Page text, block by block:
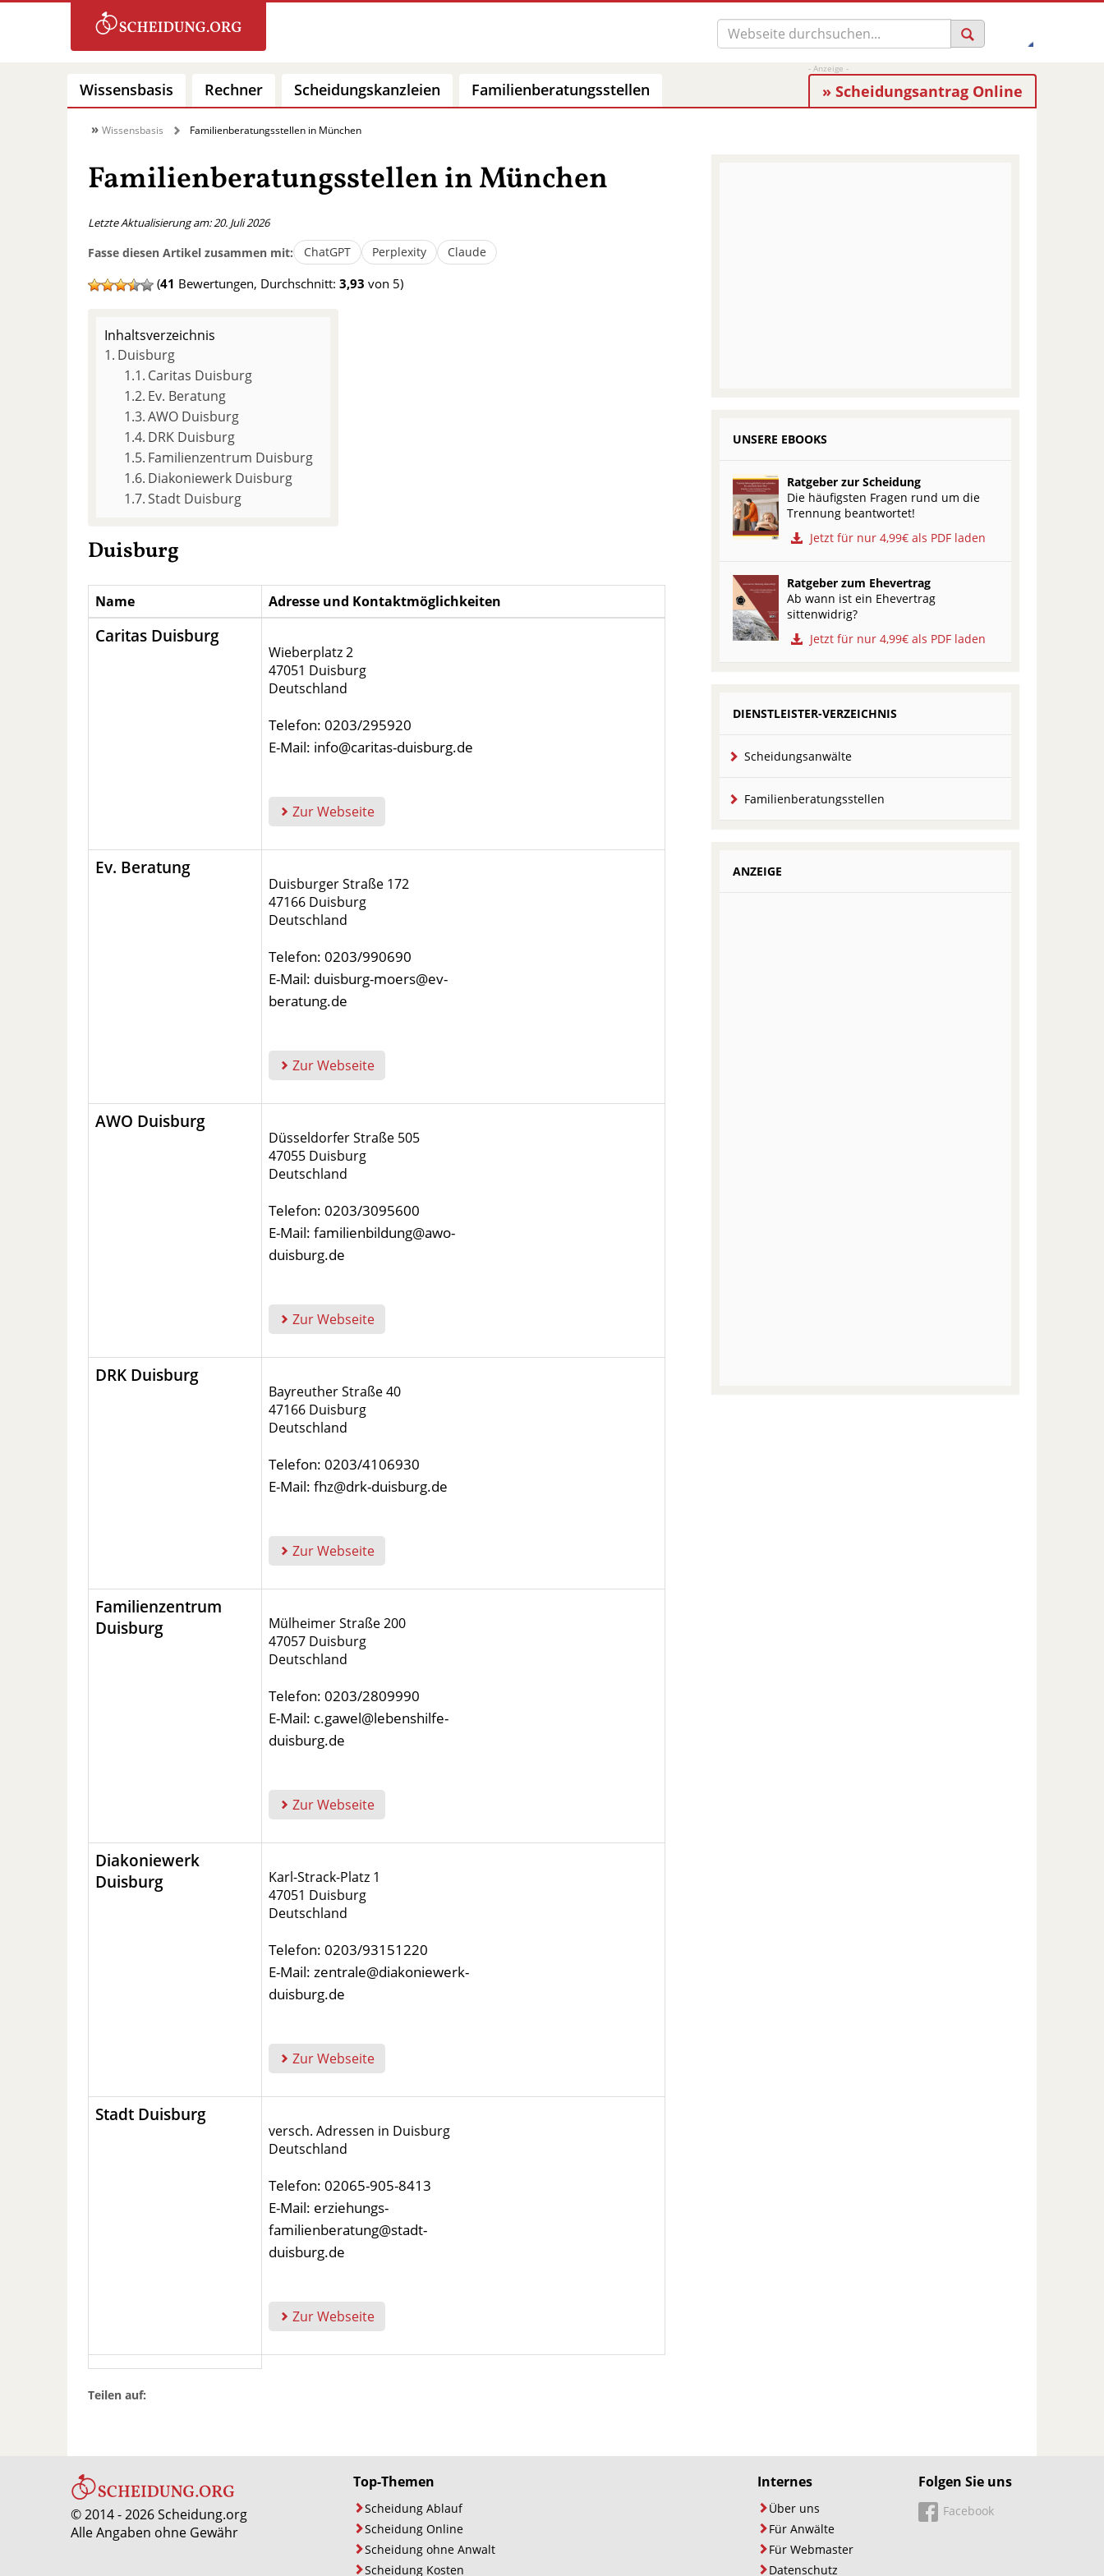
Wissensbasis Rechner Scheidungskanzleien Familienberatungsstellen » Scheidungsantrag Online
Wissensbasis Familienberatungsstellen in München
Familienberatungsstellen in München
Letzte Aktualisierung am: 20. Juli 2026
Fasse diesen Artikel zusammen mit: ChatGPT Perplexity Claude
(41 Bewertungen, Durchschnitt: 3,93 von 5)
Inhaltsverzeichnis
Duisburg
Caritas Duisburg
Ev. Beratung
AWO Duisburg
DRK Duisburg
Familienzentrum Duisburg
Diakoniewerk Duisburg
Stadt Duisburg
Duisburg
Name Adresse und Kontaktmöglichkeiten
Caritas Duisburg
Wieberplatz 2
47051 Duisburg
Deutschland
Telefon: 0203/295920
E-Mail: info@caritas-duisburg.de
Zur Webseite
Ev. Beratung
Duisburger Straße 172
47166 Duisburg
Deutschland
Telefon: 0203/990690
E-Mail: duisburg-moers@ev-
beratung.de
Zur Webseite
AWO Duisburg
Düsseldorfer Straße 505
47055 Duisburg
Deutschland
Telefon: 0203/3095600
E-Mail: familienbildung@awo-
duisburg.de
Zur Webseite
DRK Duisburg
Bayreuther Straße 40
47166 Duisburg
Deutschland
Telefon: 0203/4106930
E-Mail: fhz@drk-duisburg.de
Zur Webseite
Familienzentrum
Duisburg
Mülheimer Straße 200
47057 Duisburg
Deutschland
Telefon: 0203/2809990
E-Mail: c.gawel@lebenshilfe-
duisburg.de
Zur Webseite
Diakoniewerk
Duisburg
Karl-Strack-Platz 1
47051 Duisburg
Deutschland
Telefon: 0203/93151220
E-Mail: zentrale@diakoniewerk-
duisburg.de
Zur Webseite
Stadt Duisburg
versch. Adressen in Duisburg
Deutschland
Telefon: 02065-905-8413
E-Mail: erziehungs-
familienberatung@stadt-
duisburg.de
Zur Webseite
Teilen auf:
UNSERE EBOOKS
Ratgeber zur Scheidung
Die häufigsten Fragen rund um die
Trennung beantwortet!
Jetzt für nur 4,99€ als PDF laden
Ratgeber zum Ehevertrag
Ab wann ist ein Ehevertrag
sittenwidrig?
Jetzt für nur 4,99€ als PDF laden
DIENSTLEISTER-VERZEICHNIS
Scheidungsanwälte
Familienberatungsstellen
ANZEIGE
© 2014 - 2026 Scheidung.org
Alle Angaben ohne Gewähr
Top-Themen
Scheidung Ablauf
Scheidung Online
Scheidung ohne Anwalt
Scheidung Kosten
Internes
Über uns
Für Anwälte
Für Webmaster
Datenschutz
Folgen Sie uns
Facebook